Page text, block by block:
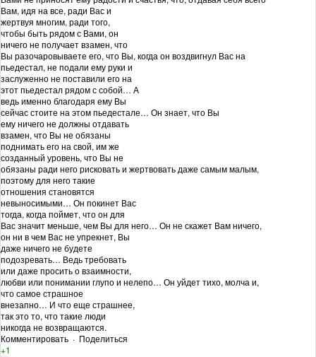
Вам, идя на все, ради Вас и
жертвуя многим, ради того,
чтобы быть рядом с Вами, он
ничего не получает взамен, что
Вы разочаровываете его, что Вы, когда он воздвигнул Вас на
пьедестал, не подали ему руки и
заслуженно не поставили его на
этот пьедестал рядом с собой… А
ведь именно благодаря ему Вы
сейчас стоите на этом пьедестале… Он знает, что Вы
ему ничего не должны отдавать
взамен, что Вы не обязаны
поднимать его на свой, им же
созданный уровень, что Вы не
обязаны ради него рисковать и жертвовать даже самым малым,
поэтому для него такие
отношения становятся
невыносимыми… Он покинет Вас
тогда, когда поймет, что он для
Вас значит меньше, чем Вы для него… Он не скажет Вам ничего,
он ни в чем Вас не упрекнет, Вы
даже ничего не будете
подозревать… Ведь требовать
или даже просить о взаимности,
любви или понимании глупо и нелепо… Он уйдет тихо, молча и,
что самое страшное
внезапно… И что еще страшнее,
так это то, что такие люди
никогда не возвращаются.
Комментировать · Поделиться
+1